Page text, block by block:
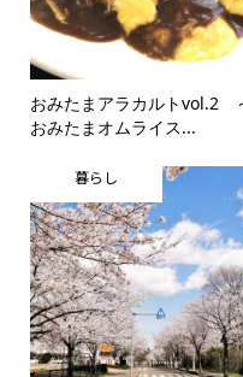
おみたまアラカルトvol.2
おみたまオムライス...
暮らし